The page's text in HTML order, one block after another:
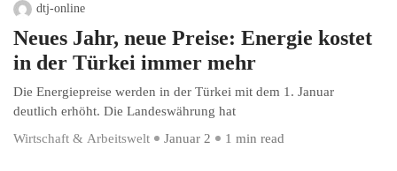
dtj-online
Neues Jahr, neue Preise: Energie kostet
in der Türkei immer mehr
Die Energiepreise werden in der Türkei mit dem 1. Januar
deutlich erhöht. Die Landeswährung hat
Wirtschaft & Arbeitswelt
Januar 2 1 min read